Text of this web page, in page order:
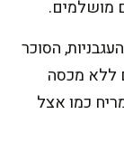
מושלמים.
הסוכר
ללא מכסה
כמו אצל